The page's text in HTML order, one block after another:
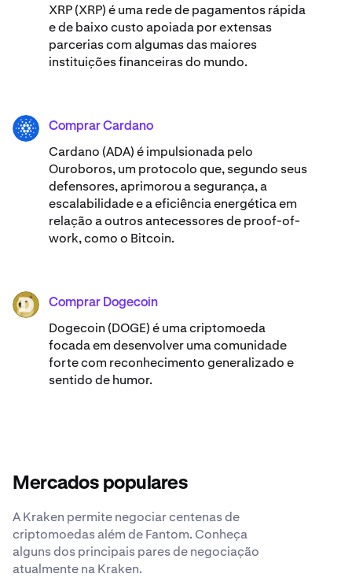
XRP (XRP) é uma rede de pagamentos rápida
e de baixo custo apoiada por extensas
parcerias com algumas das maiores
instituições financeiras do mundo.
ADA Comprar Cardano
Cardano (ADA) ​​é impulsionada pelo
Ouroboros, um protocolo que, segundo seus
defensores, aprimorou a segurança, a
escalabilidade e a eficiência energética em
relação a outros antecessores de proof-of-
work, como o Bitcoin.
DOGE Comprar Dogecoin
Dogecoin (DOGE) é uma criptomoeda
focada em desenvolver uma comunidade
forte com reconhecimento generalizado e
sentido de humor.
Mercados populares
A Kraken permite negociar centenas de
criptomoedas além de Fantom. Conheça
alguns dos principais pares de negociação
atualmente na Kraken.